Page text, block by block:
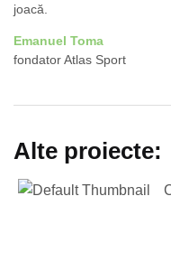
joacă.
Emanuel Toma
fondator Atlas Sport
Alte proiecte: